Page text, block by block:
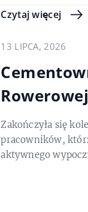
Czytaj więcej
13 LIPCA, 2026
Zakończyła się
pracowników,
aktywnego